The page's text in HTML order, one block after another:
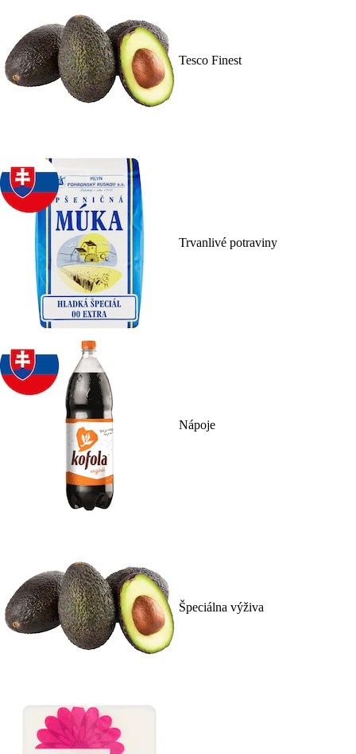
Tesco Finest
Trvanlivé potraviny
Nápoje
Špeciálna výživa